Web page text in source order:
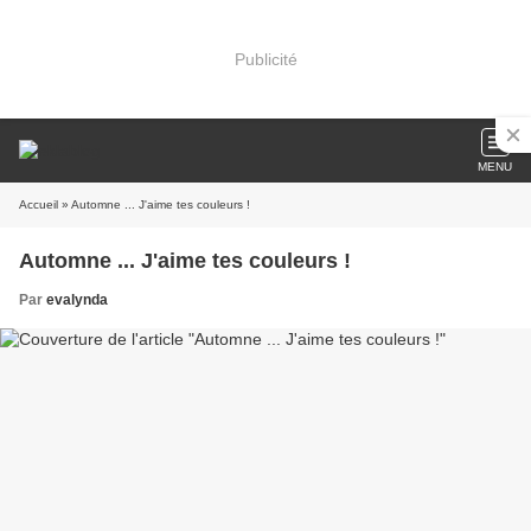
Publicité
MENU
Accueil » Automne ... J'aime tes couleurs !
Automne ... J'aime tes couleurs !
Par evalynda